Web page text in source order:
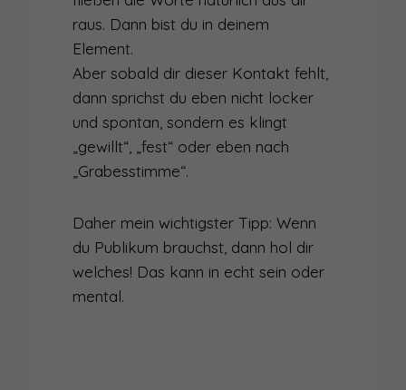
raus. Dann bist du in deinem
Element.
Aber sobald dir dieser Kontakt fehlt,
dann sprichst du eben nicht locker
und spontan, sondern es klingt
„gewillt“, „fest“ oder eben nach
„Grabesstimme“.
Daher mein wichtigster Tipp: Wenn
du Publikum brauchst, dann hol dir
welches! Das kann in echt sein oder
mental.